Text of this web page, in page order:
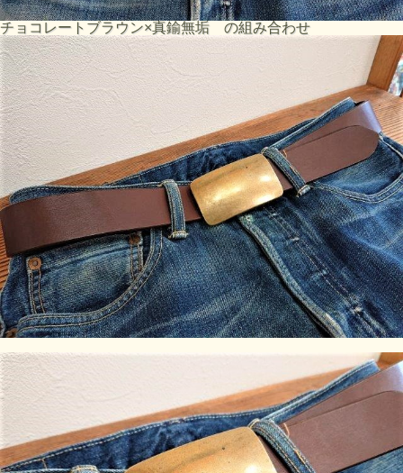
チョコレートブラウン×真鍮無垢 の組み合わせ